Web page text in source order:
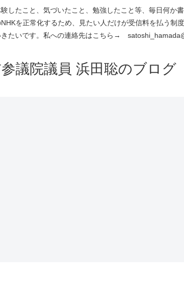
したこと、気づいたこと、勉強したこと等、毎日何か
を正常化するため、見たい人だけが受信料を払う制
きたいです。私への連絡先はこちら→
議院議員 浜田聡のブログ